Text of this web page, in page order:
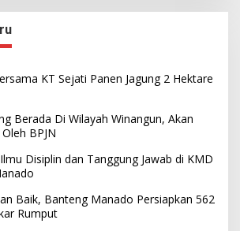
KT Sejati Panen Jagung 2 Hektare
Berada Di Wilayah Winangun, Akan
BPJN
Disiplin dan Tanggung Jawab di KMD
Baik, Banteng Manado Persiapkan 562
Rumput